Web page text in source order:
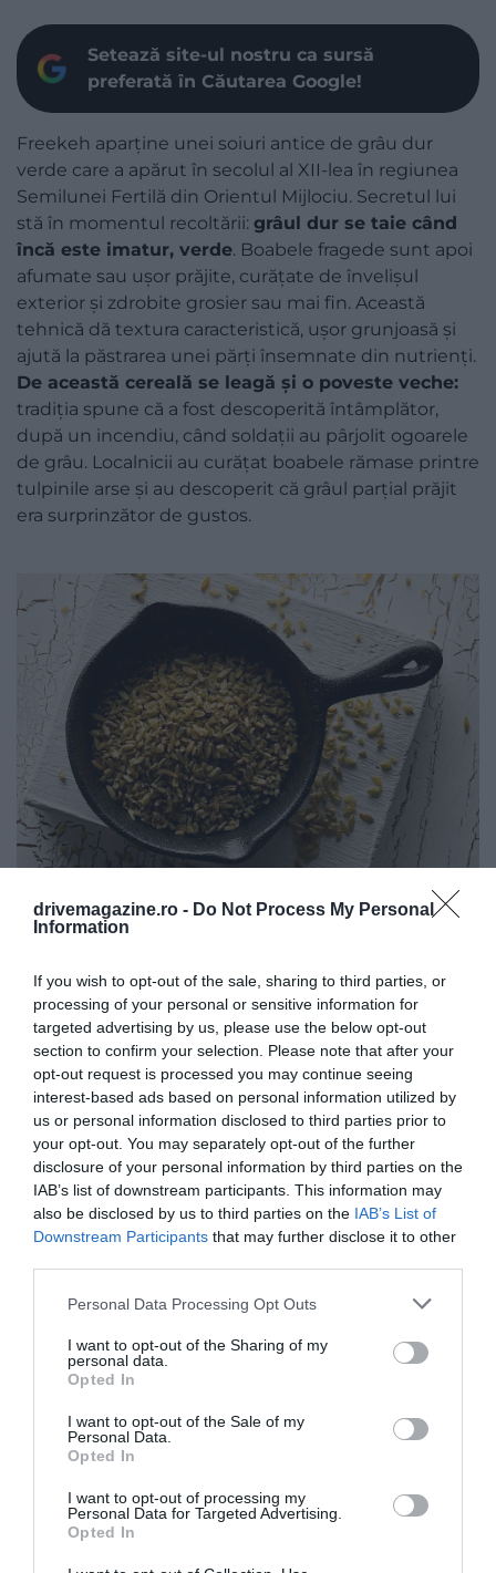
drivemagazine.ro - Do Not Process My Personal
Information
If you wish to opt-out of the sale, sharing to third parties, or
processing of your personal or sensitive information for
targeted advertising by us, please use the below opt-out
section to confirm your selection. Please note that after your
opt-out request is processed you may continue seeing
interest-based ads based on personal information utilized by
us or personal information disclosed to third parties prior to
your opt-out. You may separately opt-out of the further
disclosure of your personal information by third parties on the
IAB’s list of downstream participants. This information may
also be disclosed by us to third parties on the IAB’s List of
Downstream Participants that may further disclose it to other
Please note that this website/app uses one or more Google
not limited to your visit or usage behaviour. You may click to
grant or deny consent to Google and its third-party tags to
use your data for below specified purposes in below Google
consent section.
Personal Data Processing Opt Outs
I want to opt-out of the Sharing of my
personal data.
Opted In
I want to opt-out of the Sale of my
Personal Data.
Opted In
I want to opt-out of processing my
Personal Data for Targeted Advertising.
Opted In
Setează site-ul nostru ca sursă
preferată în Căutarea Google!
Freekeh aparține unei soiuri antice de grâu dur
verde care a apărut în secolul al XII-lea în regiunea
Semilunei Fertilă din Orientul Mijlociu. Secretul lui
stă în momentul recoltării: grâul dur se taie când
încă este imatur, verde. Boabele fragede sunt apoi
afumate sau ușor prăjite, curățate de învelișul
exterior și zdrobite grosier sau mai fin. Această
tehnică dă textura caracteristică, ușor grunjoasă și
ajută la păstrarea unei părți însemnate din nutrienți.
De această cereală se leagă și o poveste veche:
tradiția spune că a fost descoperită întâmplător,
după un incendiu, când soldații au pârjolit ogoarele
de grâu. Localnicii au curățat boabele rămase printre
tulpinile arse și au descoperit că grâul parțial prăjit
era surprinzător de gustos.
Freekeh Foto:Shutterstock
Există referințe și în surse antice: în Biblie
apare sub numele de „qalûy”, adică „grâu
pârlit”.